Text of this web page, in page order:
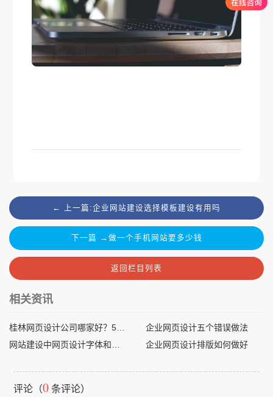
← 上一篇:企业网站建设选择模板建设有用吗
下一篇 →做一个手机网站要多少钱
返回栏目列表
相关资讯
桂林网页设计公司哪家好？5大专业建站服务商对比评测
企业网页设计五个错误做法
网站建设中网页设计字体和美工常见问题
企业网页设计排版如何做好
评论（0 条评论）